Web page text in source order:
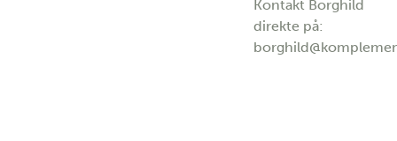
Kontakt Borghild
direkte på: